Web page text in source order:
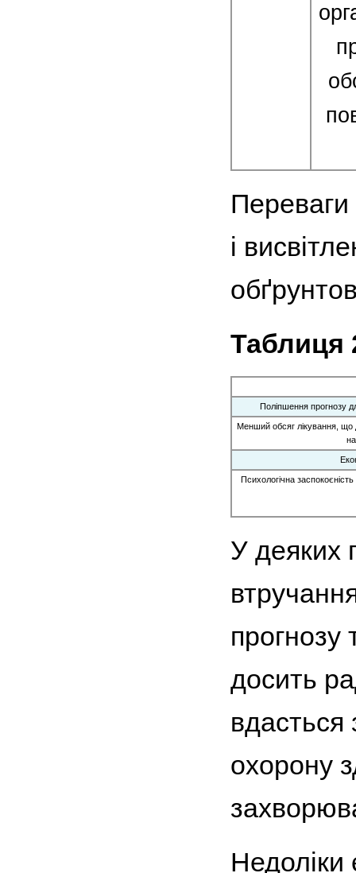
Переваги
і
Таблиця
Поліпшення прогнозу
Менший обсяг лікування, що
Психологічна
У деяких
прогнозу
досить
вдасться
охорону
Недоліки